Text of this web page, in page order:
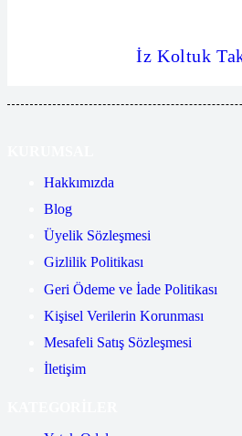
İz Koltuk
Hakkımızda
Blog
Üyelik Sözleşmesi
Gizlilik Politikası
Geri Ödeme ve İade Politikası
Kişisel Verilerin Korunması
Mesafeli Satış Sözleşmesi
İletişim